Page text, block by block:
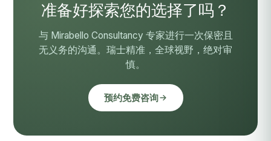
准备好探索您的选择了吗？
与 Mirabello Consultancy 专家进行一次保密且
无义务的沟通。瑞士精准，全球视野，绝对审
慎。
预约免费咨询